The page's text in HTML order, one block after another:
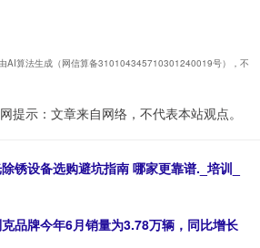
AI算法生成（网信算备310104345710301240019号），不
提示：文章来自网络，不代表本站观点。
锈设备选购避坑指南 哪家更靠谱._培训_
品牌今年6月销量为3.78万辆，同比增长